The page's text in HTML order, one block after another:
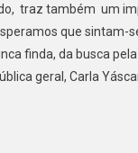
traz também um
que sintam-
finda, da busca
geral, Carla